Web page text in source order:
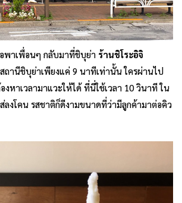
พาเพื่อนๆ กลับมาที่ชิบุย่า ร้านชิโระอิจิ
ถานีชิบุย่าเพียงแค่ 9 นาทีเท่านั้น ใครผ่านไป
หาเวลามาแวะให้ได้ ที่นี่ใช้เวลา 10 วินาที ใน
ลงโคน รสชาติก็ดีงามขนาดที่ว่ามีลูกค้ามาต่อคิว